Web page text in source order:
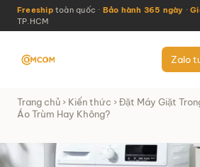
Skip
to
Freeshiptoàn quốc · Bảo hành 365 ngày ·
TP.HCM
Zalo
Trang chủ › Kiến thức › Đặt Máy Giặt
Áo Trùm Hay Không?